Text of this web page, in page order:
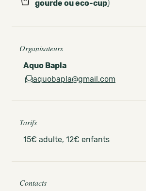
gourde ou eco-cup)
Organisateurs
Aquo Bapla
aquobapla@gmail.com
Tarifs
15€ adulte, 12€ enfants
Contacts